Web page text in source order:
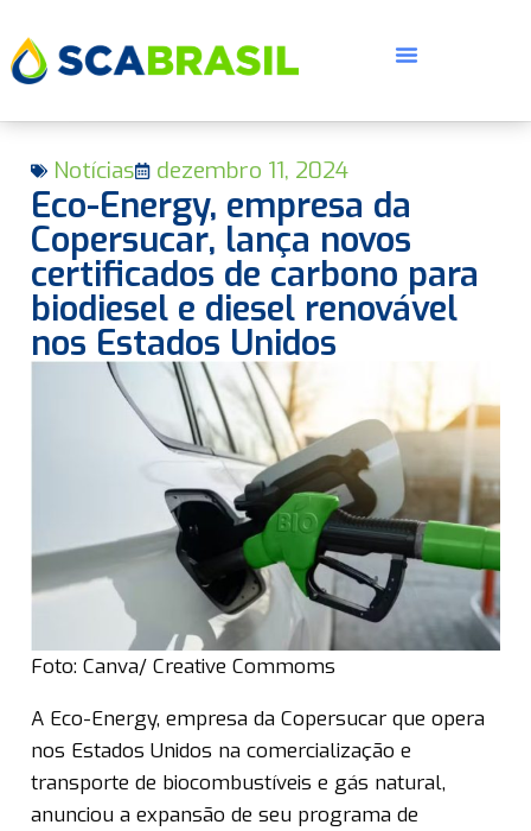
Notícias dezembro 11, 2024
Eco-Energy, empresa da
Copersucar, lança novos
certificados de carbono para
biodiesel e diesel renovável
nos Estados Unidos
Foto: Canva/ Creative Commoms
A Eco-Energy, empresa da Copersucar que opera
nos Estados Unidos na comercialização e
transporte de biocombustíveis e gás natural,
anunciou a expansão de seu programa de